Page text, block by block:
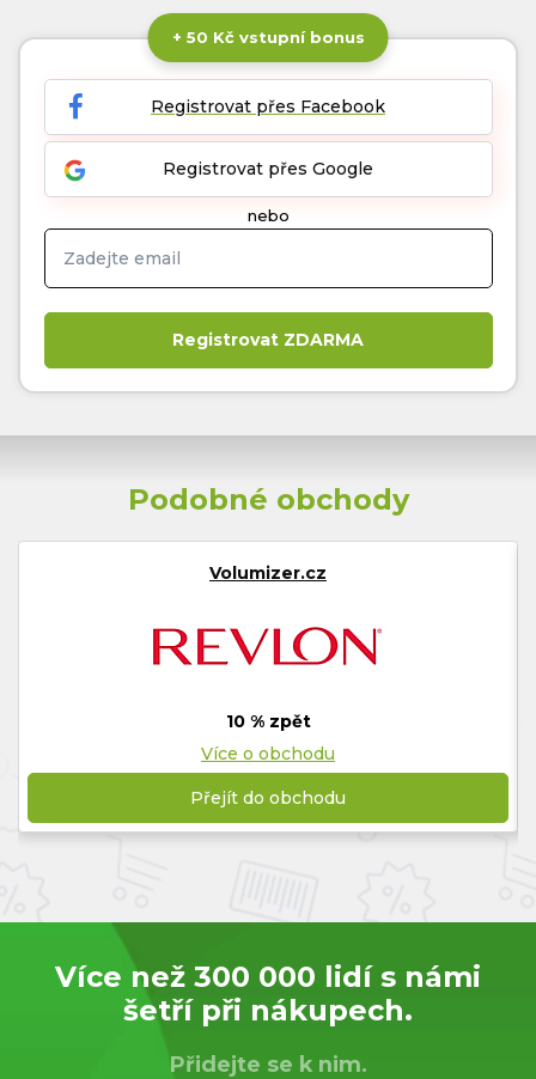
+ 50 Kč vstupní bonus
Registrovat přes Facebook
Registrovat přes Google
nebo
Podobné obchody
Volumizer.cz
10 % zpět
Více o obchodu
Přejít do obchodu
Více než 300 000 lidí s námi
šetří při nákupech.
Přidejte se k nim.